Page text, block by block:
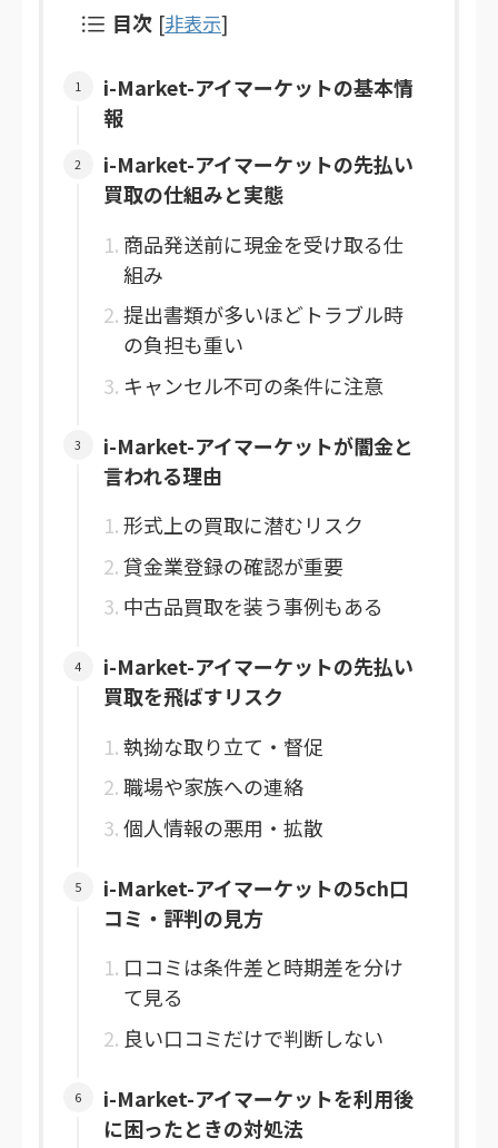
目次 [非表示]
i-Market-アイマーケットの基本情
報
i-Market-アイマーケットの先払い
買取の仕組みと実態
商品発送前に現金を受け取る仕
組み
提出書類が多いほどトラブル時
の負担も重い
キャンセル不可の条件に注意
i-Market-アイマーケットが闇金と
言われる理由
形式上の買取に潜むリスク
貸金業登録の確認が重要
中古品買取を装う事例もある
i-Market-アイマーケットの先払い
買取を飛ばすリスク
執拗な取り立て・督促
職場や家族への連絡
個人情報の悪用・拡散
i-Market-アイマーケットの5ch口
コミ・評判の見方
口コミは条件差と時期差を分け
て見る
良い口コミだけで判断しない
i-Market-アイマーケットを利用後
に困ったときの対処法